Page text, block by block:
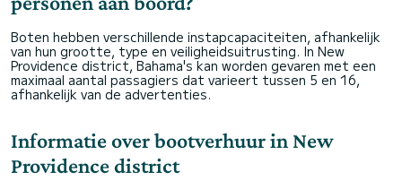
Boten hebben verschillende instapcapaciteiten, afhankelijk
van hun grootte, type en veiligheidsuitrusting. In New
Providence district, Bahama's kan worden gevaren met een
maximaal aantal passagiers dat varieert tussen 5 en 16,
afhankelijk van de advertenties.
Informatie over bootverhuur in New
Providence district